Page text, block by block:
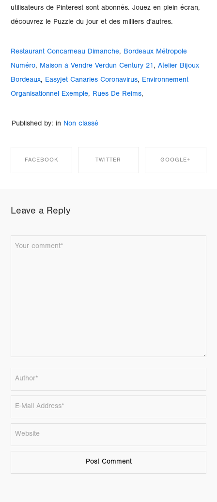
utilisateurs de Pinterest sont abonnés. Jouez en plein écran,
découvrez le Puzzle du jour et des milliers d'autres.
Restaurant Concarneau Dimanche, Bordeaux Métropole
Numéro, Maison à Vendre Verdun Century 21 ,Atelier Bijoux
Bordeaux, Easyjet Canaries Coronavirus, Environnement
Organisationnel Exemple, Rues De Reims,
Published by: in Non classé
FACEBOOK
FACEBOOK
TWITTER GOOGLE+
Leave a Reply